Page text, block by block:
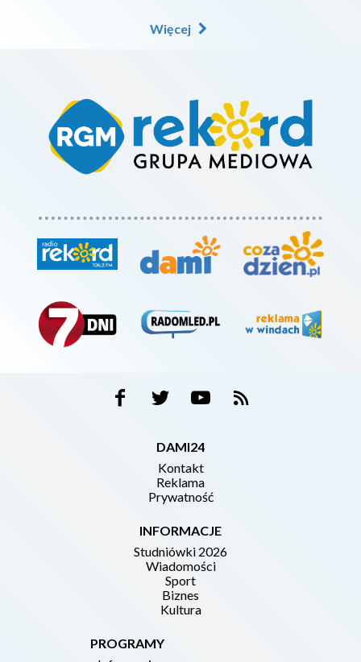
Więcej
DAMI24
Kontakt
Reklama
Prywatność
INFORMACJE
Studniówki 2026
Wiadomości
Sport
Biznes
Kultura
PROGRAMY